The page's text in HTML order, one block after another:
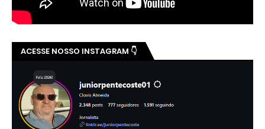
ACESSE NOSSO INSTAGRAM 👇